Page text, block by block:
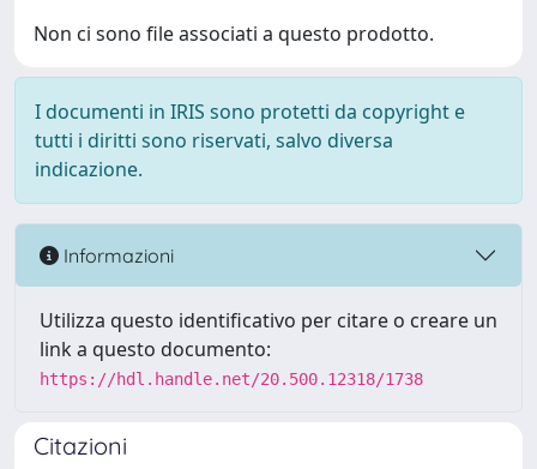
Non ci sono file associati a questo prodotto.
I documenti in IRIS sono protetti da copyright e
tutti i diritti sono riservati, salvo diversa
indicazione.
Informazioni
Utilizza questo identificativo per citare o creare un
link a questo documento:
https://hdl.handle.net/20.500.12318/1738
Citazioni